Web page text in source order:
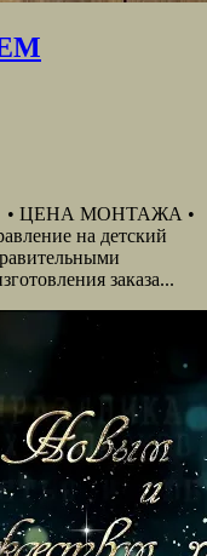
• ЦЕНА МОНТАЖА •
на детский
заказа...